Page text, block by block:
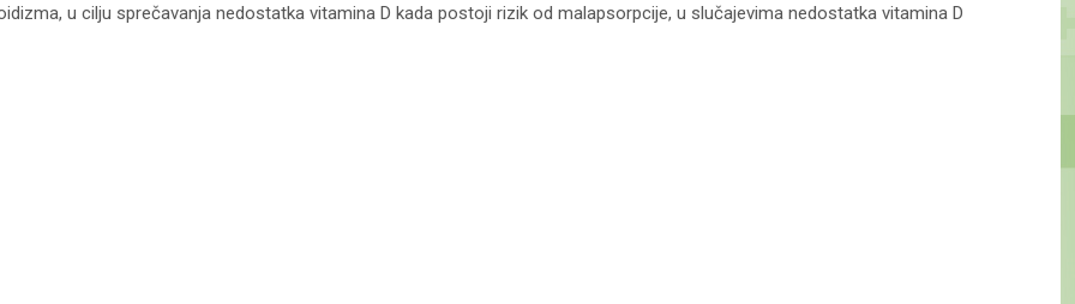
u cilju sprečavanja nedostatka vitamina D kada postoji rizik od malapsorpcije, u slučajevima nedostatka vitamina D